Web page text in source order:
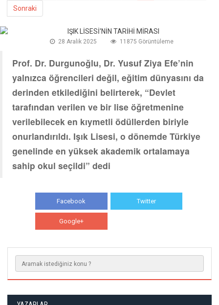
Sonraki
28 Aralik 2025 11875 Görüntüleme
Prof. Dr. Durgunoğlu, Dr. Yusuf Ziya Efe’nin
yalnızca öğrencileri değil, eğitim dünyasını da
derinden etkilediğini belirterek, “Devlet
tarafından verilen ve bir lise öğretmenine
verilebilecek en kıymetli ödüllerden biriyle
onurlandırıldı. Işık Lisesi, o dönemde Türkiye
genelinde en yüksek akademik ortalamaya
sahip okul seçildi” dedi
Facebook Twitter
Google+